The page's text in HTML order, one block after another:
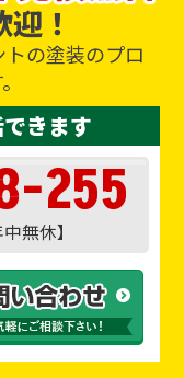
！
の塗装のプロ
きます
255
無休】